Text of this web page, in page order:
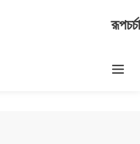
রূপচর্চা